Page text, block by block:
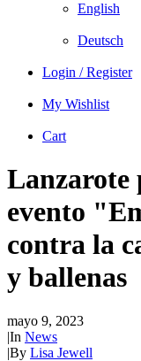
English
Deutsch
Login / Register
My Wishlist
Cart
Lanzarote
evento
contra la
y ballenas
mayo 9, 2023
|In News
|By Lisa Jewell